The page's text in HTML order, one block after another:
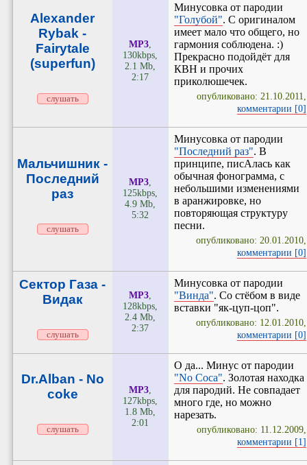
Alexander
Rybak -
Fairytale
(superfun)
слушать
MP3
130kbps,
2.1 Mb,
2:17
Минусовка от пародии
"Голубой". С оригиналом
имеет мало что общего, но
гармония соблюдена. :)
Прекрасно подойдёт для
КВН и прочих
приколюшечек.
опубликовано: 21.10.2011,
комментарии [0]
Мальчишник -
Последний
раз
слушать
MP3
125kbps,
4.9 Mb,
5:32
Минусовка от пародии
"Последний раз". В
принципе, писАлась как
обычная фонограмма, с
небольшими изменениями
в аранжировке, но
повторяющая структуру
песни.
опубликовано: 20.01.2010,
комментарии [0]
Сектор Газа -
Видак
слушать
MP3
128kbps,
2.4 Mb,
2:37
Минусовка от пародии
"Винда". Со стёбом в виде
вставки "як-цуп-цоп".
опубликовано: 12.01.2010,
комментарии [0]
Dr.Alban - No
coke
слушать
MP3
127kbps,
1.8 Mb,
2:01
О да... Минус от пародии
"No Coca". Золотая находка
для пародий. Не совпадает
много где, но можно
нарезать.
опубликовано: 11.12.2009,
комментарии [1]